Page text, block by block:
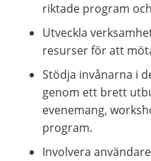
riktade program
Utveckla
resurser för att
Stödja invånarna i
genom ett brett
evenemang,
program.
Involvera